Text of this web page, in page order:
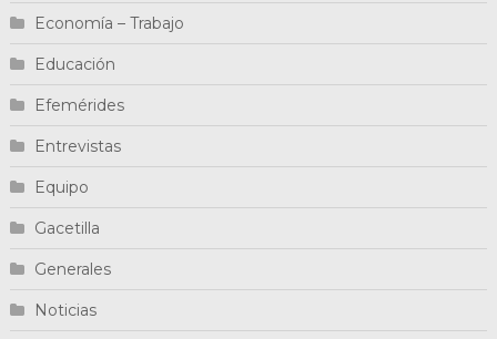
Economía – Trabajo
Educación
Efemérides
Entrevistas
Equipo
Gacetilla
Generales
Noticias